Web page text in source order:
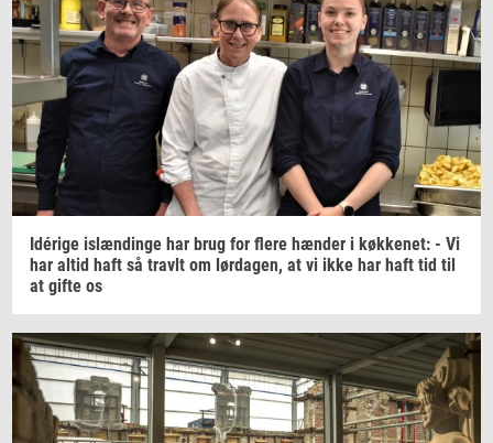
Idérige islæn­din­ge har brug for flere hæn­der i køk­ke­net: - Vi
har altid haft så travlt om lør­da­gen, at vi ikke har haft tid til
at gifte os